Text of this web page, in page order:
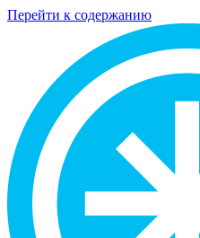
Перейти к содержанию